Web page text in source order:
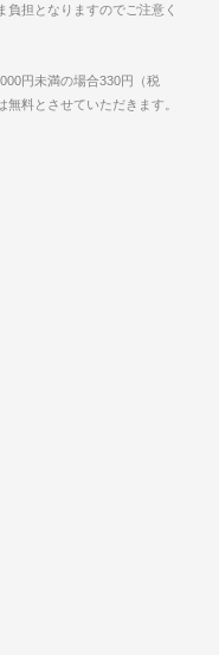
負担となりますのでご注意く
円未満の場合330円（税
無料とさせていただきます。